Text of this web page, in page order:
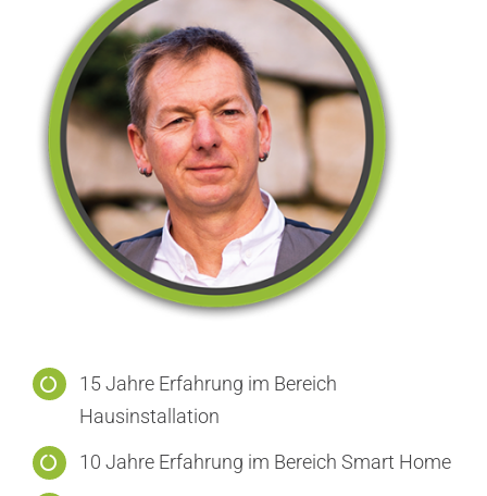
15 Jahre Erfahrung im Bereich
Hausinstallation
10 Jahre Erfahrung im Bereich Smart Home